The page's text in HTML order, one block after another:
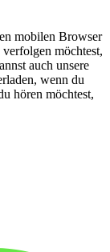
mobilen Browser
möchtest,
auch unsere
wenn du
hören möchtest,